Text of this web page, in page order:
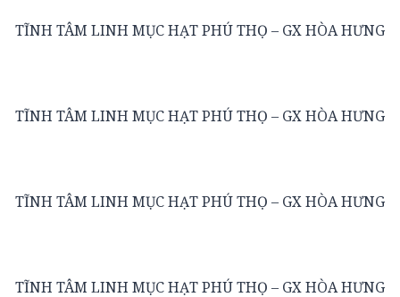
TĨNH TÂM LINH MỤC HẠT PHÚ THỌ – GX HÒA HƯNG
TĨNH TÂM LINH MỤC HẠT PHÚ THỌ – GX HÒA HƯNG
TĨNH TÂM LINH MỤC HẠT PHÚ THỌ – GX HÒA HƯNG
TĨNH TÂM LINH MỤC HẠT PHÚ THỌ – GX HÒA HƯNG